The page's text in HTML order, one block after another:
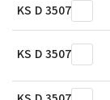
KS D 3507
KS D 3507